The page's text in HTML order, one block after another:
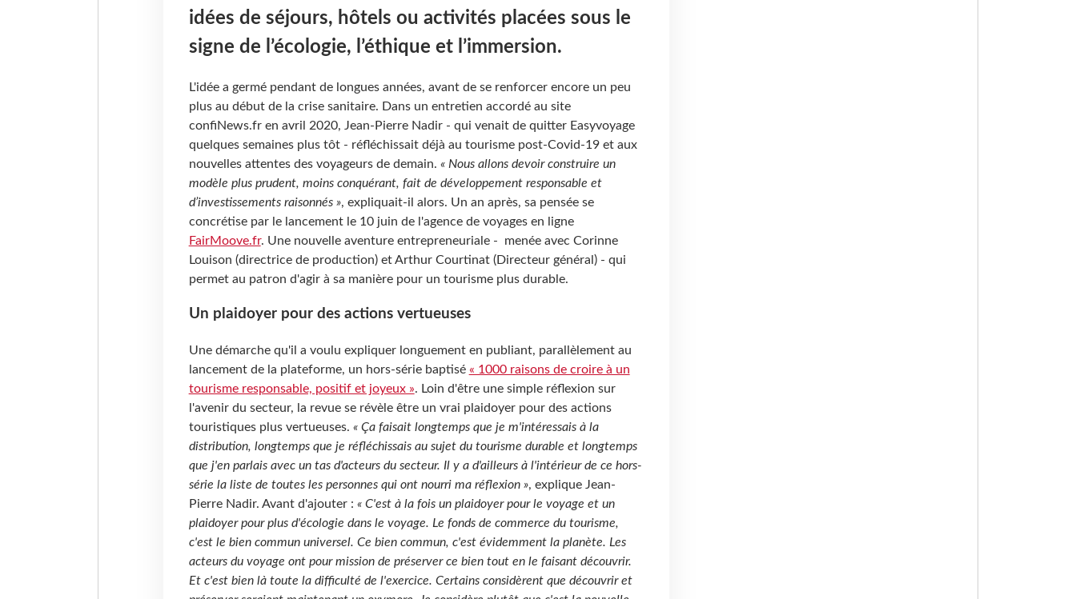
idées de séjours, hôtels ou activités placées sous le
signe de l’écologie, l’éthique et l’immersion.
L'idée a germé pendant de longues années, avant de se renforcer encore un peu
plus au début de la crise sanitaire. Dans un entretien accordé au site
confiNews.fr en avril 2020, Jean-Pierre Nadir - qui venait de quitter Easyvoyage
quelques semaines plus tôt - réfléchissait déjà au tourisme post-Covid-19 et aux
nouvelles attentes des voyageurs de demain. « Nous allons devoir construire un
modèle plus prudent, moins conquérant, fait de développement responsable et
d’investissements raisonnés », expliquait-il alors. Un an après, sa pensée se
concrétise par le lancement le 10 juin de l'agence de voyages en ligne
FairMoove.fr. Une nouvelle aventure entrepreneuriale - menée avec Corinne
Louison (directrice de production) et Arthur Courtinat (Directeur général) - qui
permet au patron d'agir à sa manière pour un tourisme plus durable.
Un plaidoyer pour des actions vertueuses
Une démarche qu'il a voulu expliquer longuement en publiant, parallèlement au
lancement de la plateforme, un hors-série baptisé « 1000 raisons de croire à un
tourisme responsable, positif et joyeux ». Loin d'être une simple réflexion sur
l'avenir du secteur, la revue se révèle être un vrai plaidoyer pour des actions
touristiques plus vertueuses. « Ça faisait longtemps que je m'intéressais à la
distribution, longtemps que je réfléchissais au sujet du tourisme durable et longtemps
que j'en parlais avec un tas d'acteurs du secteur. Il y a d'ailleurs à l'intérieur de ce hors-
série la liste de toutes les personnes qui ont nourri ma réflexion », explique Jean-
Pierre Nadir. Avant d'ajouter : « C'est à la fois un plaidoyer pour le voyage et un
plaidoyer pour plus d'écologie dans le voyage. Le fonds de commerce du tourisme,
c'est le bien commun universel. Ce bien commun, c'est évidemment la planète. Les
acteurs du voyage ont pour mission de préserver ce bien tout en le faisant découvrir.
Et c'est bien là toute la difficulté de l'exercice. Certains considèrent que découvrir et